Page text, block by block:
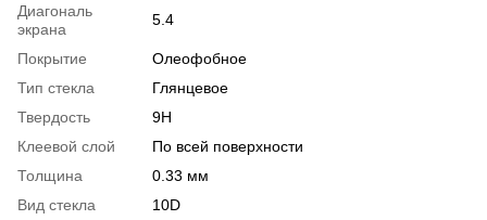
Диагональ
экрана
5.4
Покрытие
Олеофобное
Тип стекла
Глянцевое
Твердость
9Н
Клеевой слой
По всей поверхности
Толщина
0.33 мм
Вид стекла
10D